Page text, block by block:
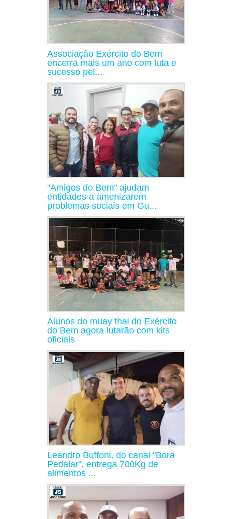
Associação Exército do Bem
encerra mais um ano com luta e
sucesso pel...
"Amigos do Bem" ajudam
entidades a amenizarem
problemas sociais em Gu...
Alunos do muay thai do Exército
do Bem agora lutarão com kits
oficiais
Leandro Buffoni, do canal "Bora
Pedalar", entrega 700Kg de
alimentos ...